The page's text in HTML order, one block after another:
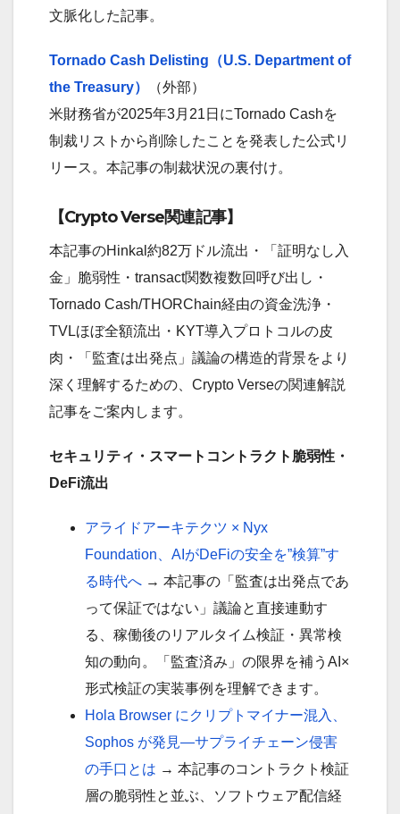
文脈化した記事。
Tornado Cash Delisting（U.S. Department of
the Treasury）
（外部）
米財務省が2025年3月21日にTornado Cashを
制裁リストから削除したことを発表した公式リ
リース。本記事の制裁状況の裏付け。
【Crypto Verse関連記事】
本記事のHinkal約82万ドル流出・「証明なし入
金」脆弱性・transact関数複数回呼び出し・
Tornado Cash/THORChain経由の資金洗浄・
TVLほぼ全額流出・KYT導入プロトコルの皮
肉・「監査は出発点」議論の構造的背景をより
深く理解するための、Crypto Verseの関連解説
記事をご案内します。
セキュリティ・スマートコントラクト脆弱性・
DeFi流出
アライドアーキテクツ × Nyx
Foundation、AIがDeFiの安全を”検算”す
る時代へ → 本記事の「監査は出発点であ
って保証ではない」議論と直接連動す
る、稼働後のリアルタイム検証・異常検
知の動向。「監査済み」の限界を補うAI×
形式検証の実装事例を理解できます。
Hola Browser にクリプトマイナー混入、
Sophos が発見—サプライチェーン侵害
の手口とは → 本記事のコントラクト検証
層の脆弱性と並ぶ、ソフトウェア配信経